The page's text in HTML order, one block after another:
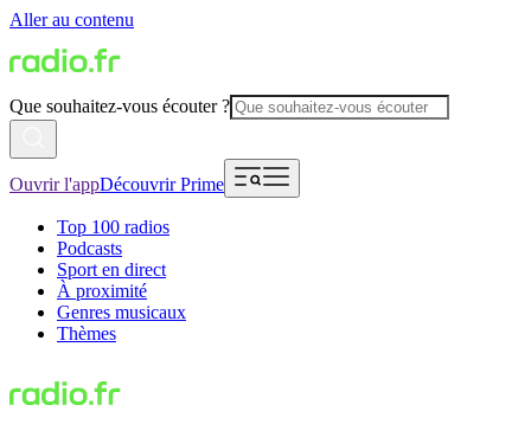
Aller au contenu
Que souhaitez-vous écouter ?
Ouvrir l'appDécouvrir Prime
Top 100 radios
Podcasts
Sport en direct
À proximité
Genres musicaux
Thèmes